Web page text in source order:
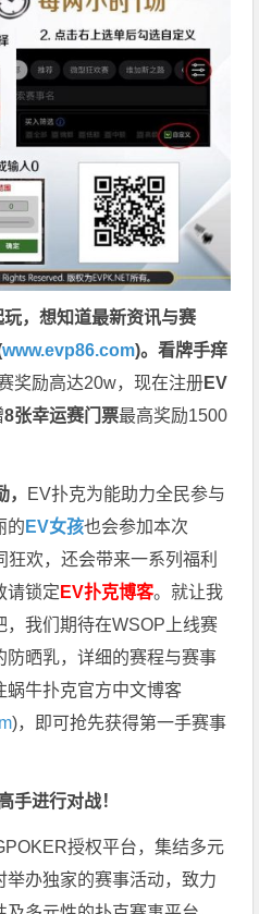
玩，想知道最新资讯与赛
www.evp86.com)。看牌手痒
奖励高达20w，现在注册EV
8张幸运赛门票最高奖励1500
EV扑克为能助力全民参与
的 EV女孩也会参加本次
欢，还会带来一系列福利
请锁定 EV扑克博客。 就让我
，我们期待在WSOP上线赛
防晒乳，详细的赛程与赛事
蜗牛扑克官方中文博客
)，即可抢先获得第一手赛事
手进行对战！
授权平台，集结多元
举办独家的赛事活动，致力